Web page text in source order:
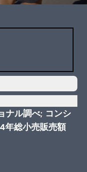
ナル調べ; コンシ
年総小売販売額